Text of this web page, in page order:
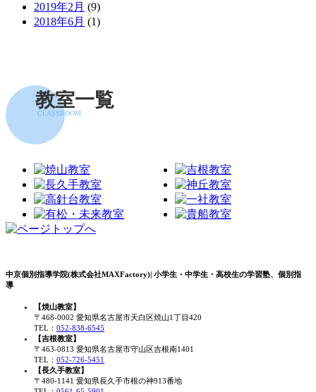
2019年2月 (9)
2018年6月 (1)
教室一覧
CLASSROOM
中京個別指導学院(株式会社MAXFactory)| 小学生・中学生・高校生の学習塾、個別指
導
【焼山教室】
〒468-0002 愛知県名古屋市天白区焼山1丁目420
TEL： 052-838-6545
【吉根教室】
〒463-0813 愛知県名古屋市守山区吉根南1401
TEL： 052-726-5451
【長久手教室】
〒480-1141 愛知県長久手市根の神913番地